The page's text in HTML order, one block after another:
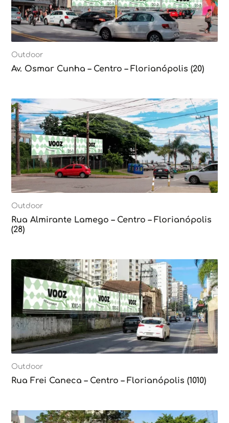
Outdoor
Av. Osmar Cunha – Centro – Florianópolis (20)
Outdoor
Rua Almirante Lamego – Centro – Florianópolis
(28)
Outdoor
Rua Frei Caneca – Centro – Florianópolis (1010)